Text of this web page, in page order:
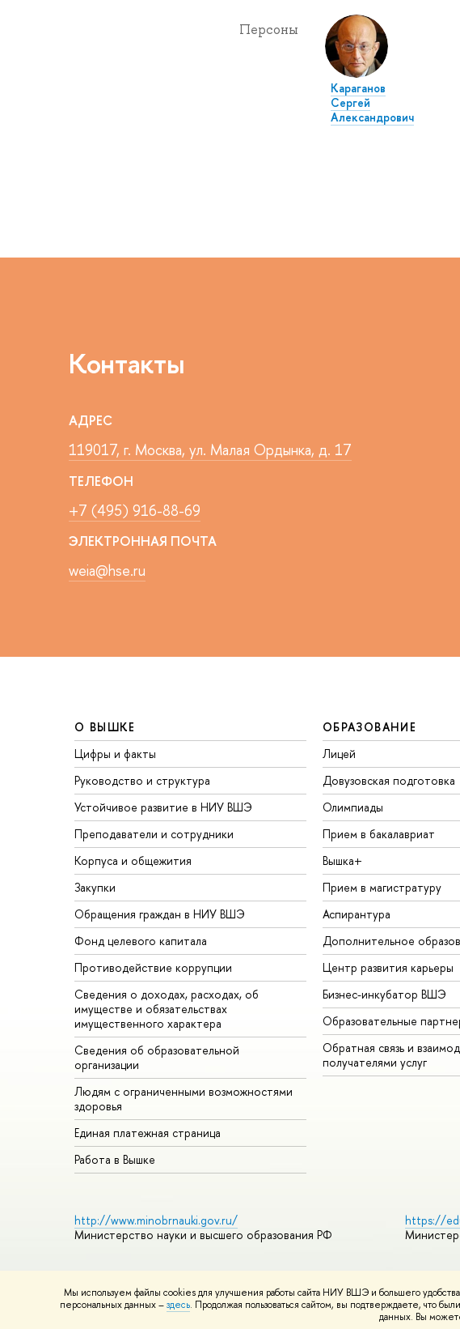
Мы используем файлы cookies для улучшения работы сайта НИУ ВШЭ и большего
персональных данных –здесь. Продолжая пользоваться сайтом, вы подтверждаете, что
данных. Вы
Персоны
Караганов
Сергей
Александрович
Контакты
АДРЕС
119017, г. Москва, ул. Малая Ордынка, д. 17
ТЕЛЕФОН
+7 (495) 916-88-69
ЭЛЕКТРОННАЯ ПОЧТА
weia@hse.ru
О ВЫШКЕ
Цифры и факты
Руководство и структура
Устойчивое развитие в НИУ ВШЭ
Преподаватели и сотрудники
Корпуса и общежития
Закупки
Обращения граждан в НИУ ВШЭ
Фонд целевого капитала
Противодействие коррупции
Сведения о доходах, расходах, об
имуществе и обязательствах
имущественного характера
Сведения об образовательной
организации
Людям с ограниченными возможностями
здоровья
Единая платежная страница
Работа в Вышке
ОБРАЗОВАНИЕ
Лицей
Довузовская подготовка
Олимпиады
Прием в бакалавриат
Вышка+
Прием в магистратуру
Аспирантура
Дополнительное
Центр развития карьеры
Бизнес-инкубатор ВШЭ
Образовательные
Обратная связь и
получателями услуг
http://www.minobrnauki.gov.ru/
Министерство науки и высшего образования РФ
https://
© НИУ ВШЭ 1993–2026 Адреса и контактыУсловия использования материалов
Шрифты HSE Sans и HSE Slab разработаны вШколе дизайна НИУ ВШЭ